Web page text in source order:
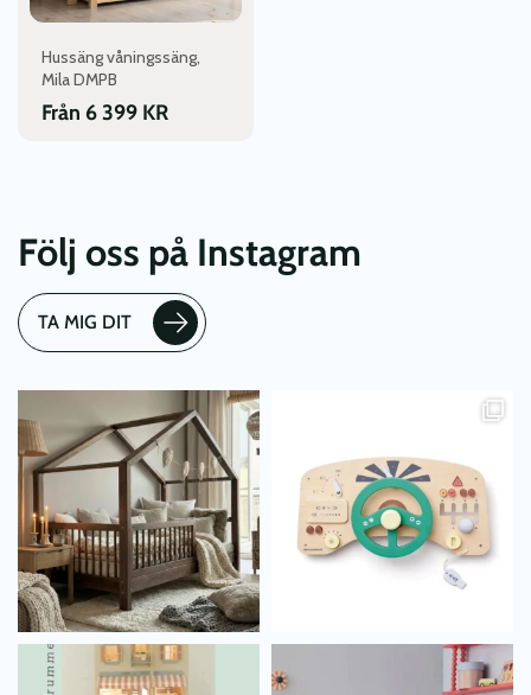
Hussäng våningssäng,
Mila DMPB
Från 6 399 KR
kan
produktsidan
Följ oss på Instagram
TA MIG DIT